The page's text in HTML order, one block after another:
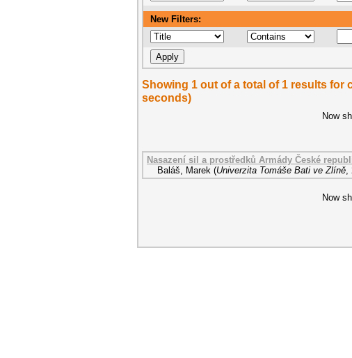
New Filters:
Showing 1 out of a total of 1 results for
seconds)
Now
Nasazení sil a prostředků Armády České
Baláš, Marek (Univerzita Tomáše Bati ve Zlíně,
Now